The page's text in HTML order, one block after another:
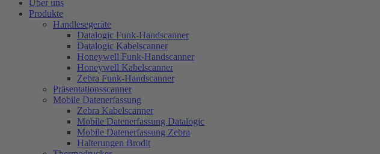
Über uns
Produkte
Handlesegeräte
Datalogic Funk-Handscanner
Datalogic Kabelscanner
Honeywell Funk-Handscanner
Honeywell Kabelscanner
Zebra Funk-Handscanner
Präsentationsscanner
Mobile Datenerfassung
Zebra Kabelscanner
Mobile Datenerfassung Datalogic
Mobile Datenerfassung Zebra
Halterungen Brodit